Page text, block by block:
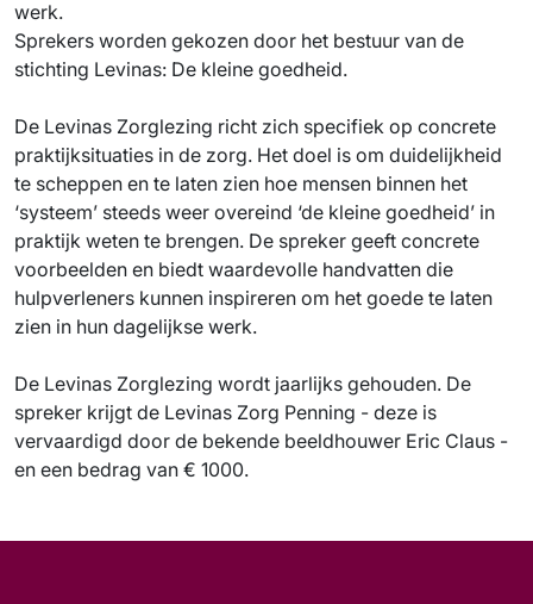
werk.
Sprekers worden gekozen door het bestuur van de
stichting Levinas: De kleine goedheid.
De Levinas Zorglezing richt zich specifiek op concrete
praktijksituaties in de zorg. Het doel is om duidelijkheid
te scheppen en te laten zien hoe mensen binnen het
‘systeem’ steeds weer overeind ‘de kleine goedheid’ in
praktijk weten te brengen. De spreker geeft concrete
voorbeelden en biedt waardevolle handvatten die
hulpverleners kunnen inspireren om het goede te laten
zien in hun dagelijkse werk.
De Levinas Zorglezing wordt jaarlijks gehouden. De
spreker krijgt de Levinas Zorg Penning - deze is
vervaardigd door de bekende beeldhouwer Eric Claus -
en een bedrag van € 1000.